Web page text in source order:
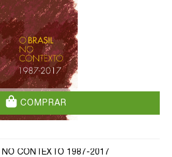
COMPRAR
NO CONTEXTO 1987-2017